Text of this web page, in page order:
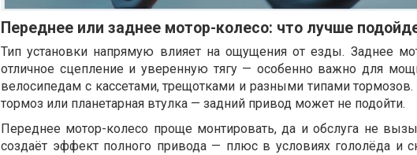
Переднее или заднее мотор-колесо: что лучше
Тип установки напрямую влияет на ощущения от езды. Заднее
отличное сцепление и уверенную тягу — особенно важно для
велосипедам с кассетами, трещотками и разными типами
тормоз или планетарная втулка — задний привод может не подойти.
Переднее мотор-колесо проще монтировать, да и обслуга не
создаёт эффект полного привода — плюс в условиях гололёда и